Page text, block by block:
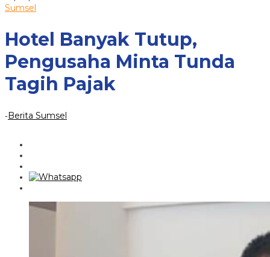
Tunda
Tagih
Pajak
Sumsel
Hotel Banyak Tutup,
Pengusaha Minta Tunda
Tagih Pajak
-Berita Sumsel